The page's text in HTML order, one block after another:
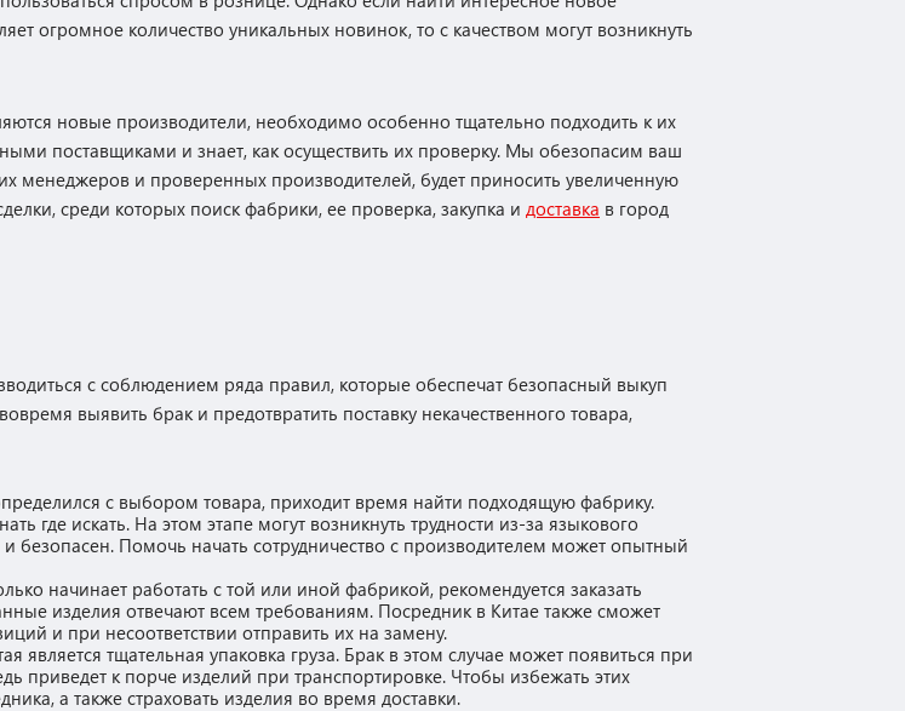
огромное количество уникальных новинок, то с качеством могут возникнуть
новые производители, необходимо особенно тщательно подходить к их
поставщиками и знает, как осуществить их проверку. Мы обезопасим ваш
менеджеров и проверенных производителей, будет приносить увеличенную
среди которых поиск фабрики, ее проверка, закупка и доставка в город
с соблюдением ряда правил, которые обеспечат безопасный выкуп
выявить брак и предотвратить поставку некачественного товара,
с выбором товара, приходит время найти подходящую фабрику.
где искать. На этом этапе могут возникнуть трудности из-за языкового
безопасен. Помочь начать сотрудничество с производителем может опытный
начинает работать с той или иной фабрикой, рекомендуется заказать
изделия отвечают всем требованиям. Посредник в Китае также сможет
и при несоответствии отправить их на замену.
является тщательная упаковка груза. Брак в этом случае может появиться при
приведет к порче изделий при транспортировке. Чтобы избежать этих
а также страховать изделия во время доставки.